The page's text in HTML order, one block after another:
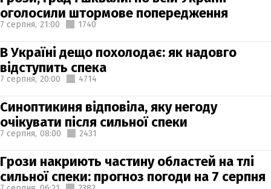
оголосили штормове попередження
7 серпня, 21:00 1740
В Україні дещо похолодає: як надовго
відступить спека
7 серпня, 20:00 4714
Синоптикиня відповіла, яку негоду
очікувати після сильної спеки
7 серпня, 08:00 2431
Грози накриють частину областей на тлі
сильної спеки: прогноз погоди на 7 серпня